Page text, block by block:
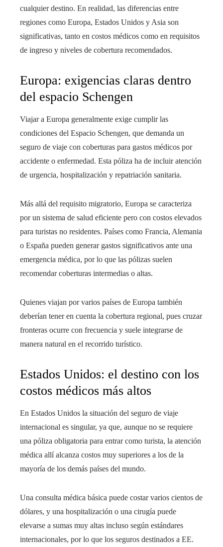
cualquier destino. En realidad, las diferencias entre
regiones como Europa, Estados Unidos y Asia son
significativas, tanto en costos médicos como en requisitos
de ingreso y niveles de cobertura recomendados.
Europa: exigencias claras dentro
del espacio Schengen
Viajar a Europa generalmente exige cumplir las
condiciones del Espacio Schengen, que demanda un
seguro de viaje con coberturas para gastos médicos por
accidente o enfermedad. Esta póliza ha de incluir atención
de urgencia, hospitalización y repatriación sanitaria.
Más allá del requisito migratorio, Europa se caracteriza
por un sistema de salud eficiente pero con costos elevados
para turistas no residentes. Países como Francia, Alemania
o España pueden generar gastos significativos ante una
emergencia médica, por lo que las pólizas suelen
recomendar coberturas intermedias o altas.
Quienes viajan por varios países de Europa también
deberían tener en cuenta la cobertura regional, pues cruzar
fronteras ocurre con frecuencia y suele integrarse de
manera natural en el recorrido turístico.
Estados Unidos: el destino con los
costos médicos más altos
En Estados Unidos la situación del seguro de viaje
internacional es singular, ya que, aunque no se requiere
una póliza obligatoria para entrar como turista, la atención
médica allí alcanza costos muy superiores a los de la
mayoría de los demás países del mundo.
Una consulta médica básica puede costar varios cientos de
dólares, y una hospitalización o una cirugía puede
elevarse a sumas muy altas incluso según estándares
internacionales, por lo que los seguros destinados a EE.